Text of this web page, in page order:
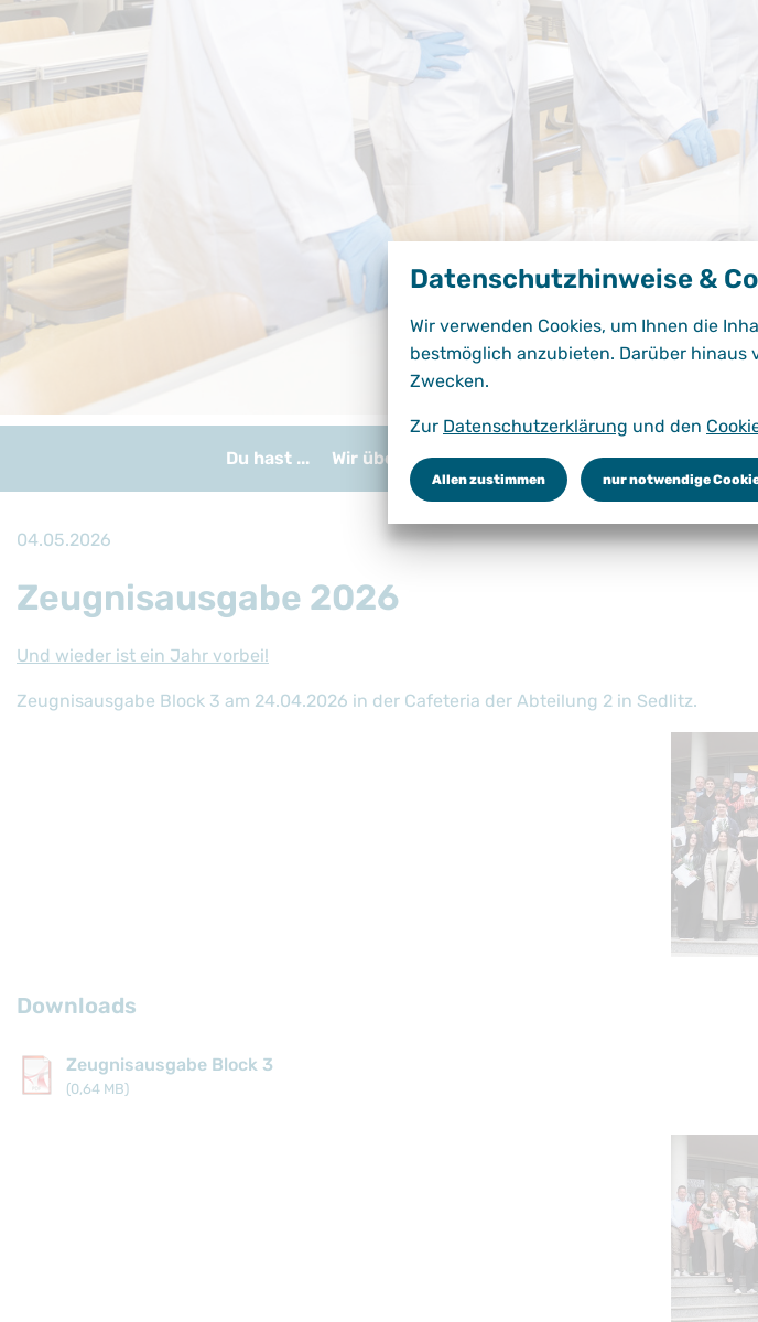
Du hast ... Wir über uns Bildungsgänge
04.05.2026
Zeugnisausgabe 2026
Und wieder ist ein Jahr vorbei!
Zeugnisausgabe Block 3 am 24.04.2026 in der Cafeteria der Abteilung 2 in Sedlitz.
Downloads
Zeugnisausgabe Block 3
(0,64 MB)
Datenschutzhinweise &
Wir verwenden Cookies, um Ihnen die
bestmöglich anzubieten. Darüber hinaus
Zwecken.
Zur Datenschutzerklärung und den
Allen zustimmen nur notwendige